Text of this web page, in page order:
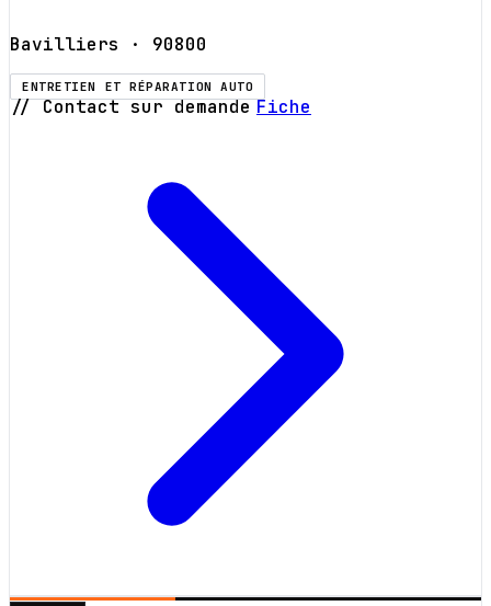
Bavilliers · 90800
ENTRETIEN ET RÉPARATION AUTO
// Contact sur demande Fiche